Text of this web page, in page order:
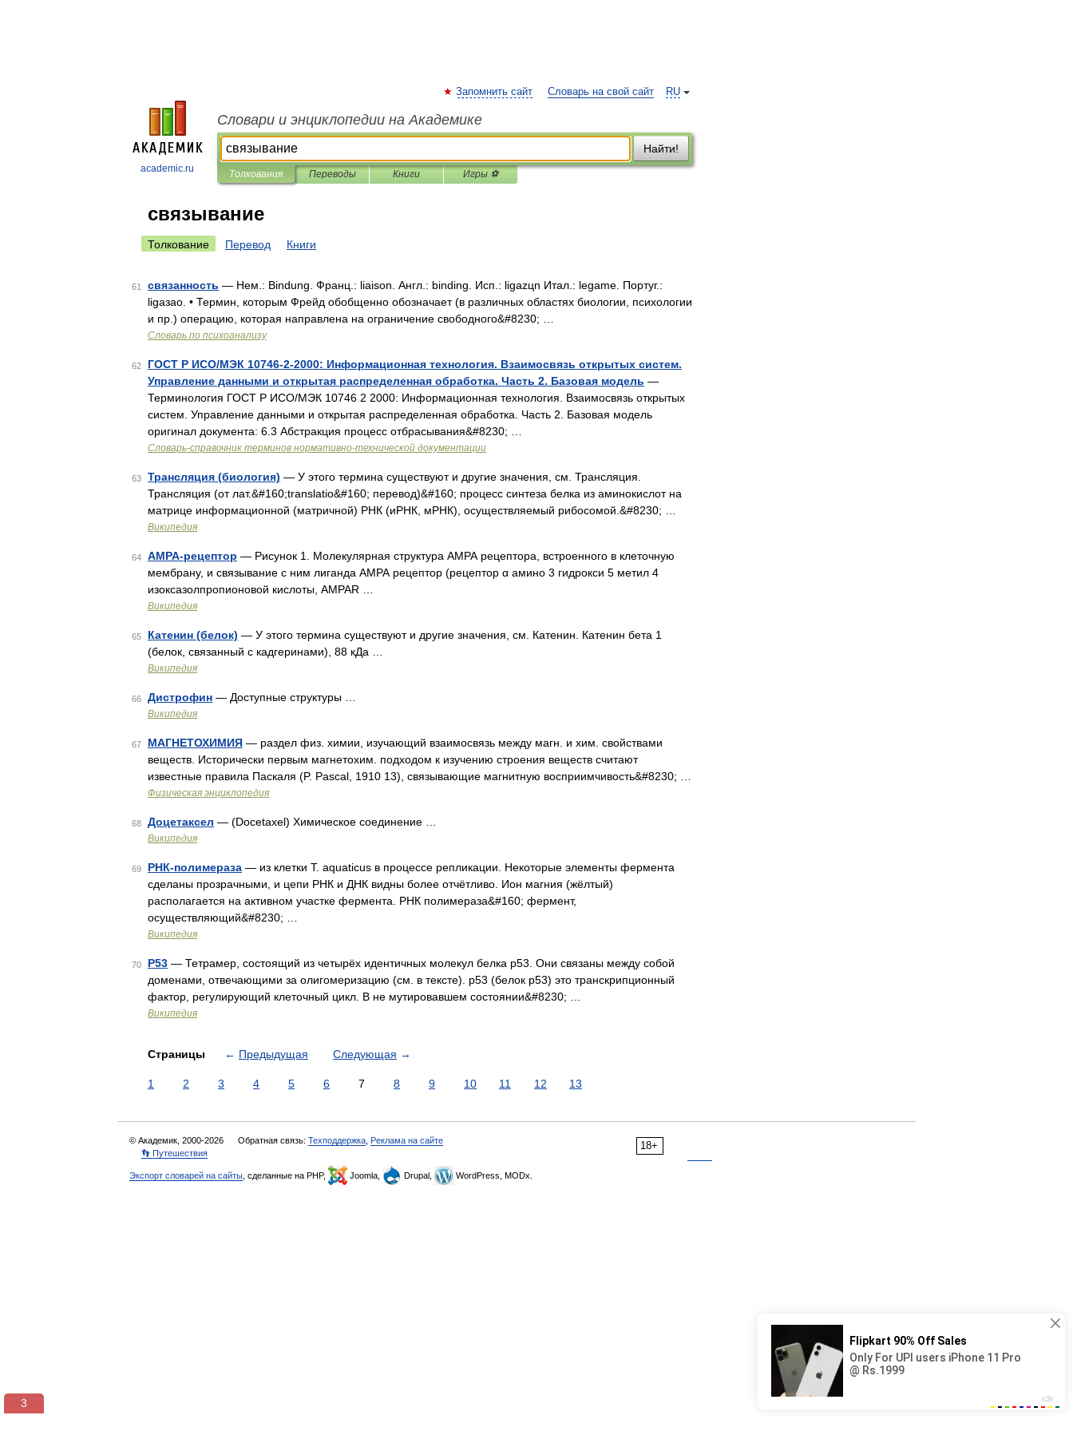
academic.ru
RU
Запомнить сайт Словарь на свой сайт
Словари и энциклопедии на Академике
Найти!
Толкования Переводы Книги Игры ⚽
связывание
Толкование Перевод Книги
61 связанность — Нем.: Bindung. Франц.: liaison. Англ.: binding. Исп.: ligazцn Итал.: legame. Португ.:
ligaзаo. • Термин, которым Фрейд обобщенно обозначает (в различных областях биологии, психологии
и пр.) операцию, которая направлена на ограничение свободного&#8230; …
Словарь по психоанализу
62
ГОСТ Р ИСО/МЭК 10746-2-2000: Информационная технология. Взаимосвязь открытых систем.
Управление данными и открытая распределенная обработка. Часть 2. Базовая модель —
Терминология ГОСТ Р ИСО/МЭК 10746 2 2000: Информационная технология. Взаимосвязь открытых
систем. Управление данными и открытая распределенная обработка. Часть 2. Базовая модель
оригинал документа: 6.3 Абстракция процесс отбрасывания&#8230; …
Словарь-справочник терминов нормативно-технической документации
63 Трансляция (биология) — У этого термина существуют и другие значения, см. Трансляция.
Трансляция (от лат.&#160;translatio&#160; перевод)&#160; процесс синтеза белка из аминокислот на
матрице информационной (матричной) РНК (иРНК, мРНК), осуществляемый рибосомой.&#8230; …
Википедия
64 AMPA-рецептор — Рисунок 1. Молекулярная структура АМРА рецептора, встроенного в клеточную
мембрану, и связывание с ним лиганда АМРА рецептор (рецептор α амино 3 гидрокси 5 метил 4
изоксазолпропионовой кислоты, AMPAR …
Википедия
65 Катенин (белок) — У этого термина существуют и другие значения, см. Катенин. Катенин бета 1
(белок, связанный с кадгеринами), 88 кДа …
Википедия
66 Дистрофин — Доступные структуры …
Википедия
67 МАГНЕТОХИМИЯ — раздел физ. химии, изучающий взаимосвязь между магн. и хим. свойствами
веществ. Исторически первым магнетохим. подходом к изучению строения веществ считают
известные правила Паскаля (P. Pascal, 1910 13), связывающие магнитную восприимчивость&#8230; …
Физическая энциклопедия
68 Доцетаксел — (Docetaxel) Химическое соединение …
Википедия
69 РНК-полимераза — из клетки T. aquaticus в процессе репликации. Некоторые элементы фермента
сделаны прозрачными, и цепи РНК и ДНК видны более отчётливо. Ион магния (жёлтый)
располагается на активном участке фермента. РНК полимераза&#160; фермент,
осуществляющий&#8230; …
Википедия
70 P53 — Тетрамер, состоящий из четырёх идентичных молекул белка p53. Они связаны между собой
доменами, отвечающими за олигомеризацию (см. в тексте). p53 (белок p53) это транскрипционный
фактор, регулирующий клеточный цикл. В не мутировавшем состоянии&#8230; …
Википедия
Страницы ← Предыдущая Следующая →
1 2 3 4 5 6 7 8 9 10 11 12 13
18+
© Академик, 2000-2026 Обратная связь: Техподдержка Реклама на сайте
👣 Путешествия
Экспорт словарей на сайты , сделанные на PHP, Joomla, Drupal, WordPress, MODx.
3